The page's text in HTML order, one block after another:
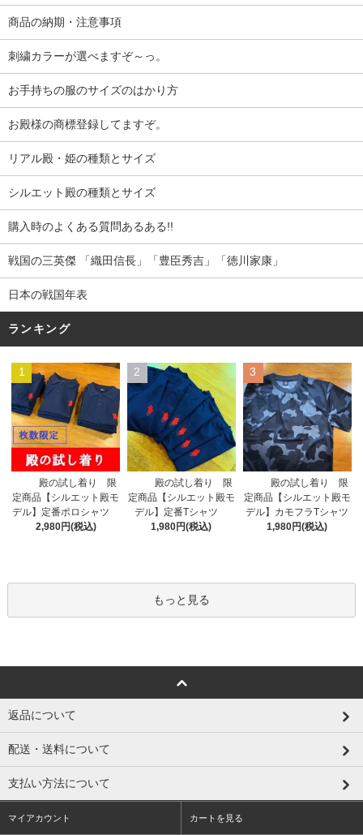
商品の納期・注意事項
刺繍カラーが選べますぞ～っ。
お手持ちの服のサイズのはかり方
お殿様の商標登録してますぞ。
リアル殿・姫の種類とサイズ
シルエット殿の種類とサイズ
購入時のよくある質問あるある!!
戦国の三英傑 「織田信長」「豊臣秀吉」「徳川家康」
日本の戦国年表
ランキング
1
殿の試し着り 限
定商品【シルエット殿モ
デル】定番ポロシャツ
2,980円(税込)
2
殿の試し着り 限
定商品【シルエット殿モ
デル】定番Tシャツ
1,980円(税込)
3
殿の試し着り 限
定商品【シルエット殿モ
デル】カモフラTシャツ
1,980円(税込)
もっと見る
返品について
配送・送料について
支払い方法について
マイアカウント カートを見る